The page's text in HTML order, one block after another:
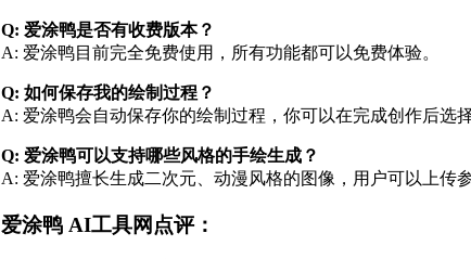
Q: 爱涂鸭是否有收费版本？
A: 爱涂鸭目前完全免费使用，所有功能都可以免费体验。
Q: 如何保存我的绘制过程？
A: 爱涂鸭会自动保存你的绘制过程，你可以在完成创作后选
Q: 爱涂鸭可以支持哪些风格的手绘生成？
A: 爱涂鸭擅长生成二次元、动漫风格的图像，用户可以上传
爱涂鸭 AI工具网点评：